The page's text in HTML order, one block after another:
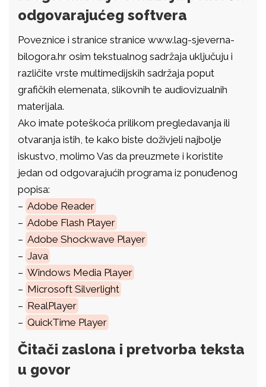
odgovarajućeg softvera
Poveznice i stranice stranice www.lag-sjeverna-
bilogora.hr osim tekstualnog sadržaja uključuju i
različite vrste multimedijskih sadržaja poput
grafičkih elemenata, slikovnih te audiovizualnih
materijala.
Ako imate poteškoća prilikom pregledavanja ili
otvaranja istih, te kako biste doživjeli najbolje
iskustvo, molimo Vas da preuzmete i koristite
jedan od odgovarajućih programa iz ponuđenog
popisa:
– Adobe Reader
– Adobe Flash Player
– Adobe Shockwave Player
– Java
– Windows Media Player
– Microsoft Silverlight
– RealPlayer
– QuickTime Player
Čitači zaslona i pretvorba teksta
u govor